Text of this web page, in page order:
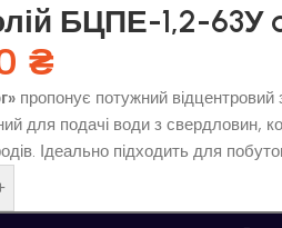
БЦПЕ-1,2-63У
₴
пропонує потужний
для подачі води з свердловин,
Ідеально підходить для